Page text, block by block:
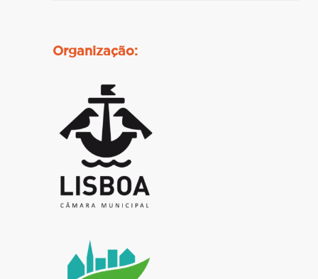
Organização: